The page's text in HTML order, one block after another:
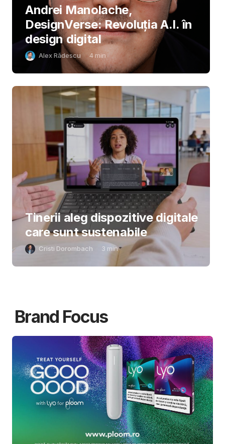
Andrei Manolache,
DesignVerse: Revoluția A.I. în
design digital
Alex Rădescu 4 min
Tinerii aleg dispozitive digitale
care sunt sustenabile
Cristi Dorombach 3 min
Brand Focus